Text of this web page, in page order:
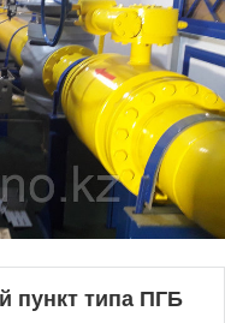
пункт типа ПГБ